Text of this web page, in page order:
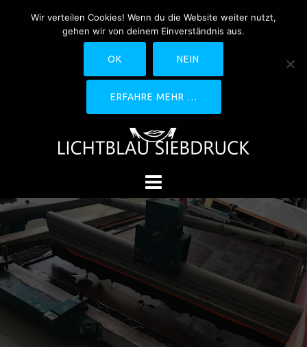
0170-4800361
drucken@lichtblau-
siebdruck.de
Schwedlerstraße 1 - 5 60314
Wir verteilen Cookies! Wenn du die Website weiter nutzt,
gehen wir von deinem Einverständnis aus.
OK NEIN
ERFAHRE MEHR …